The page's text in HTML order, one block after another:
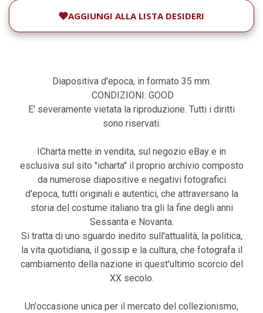
AGGIUNGI ALLA LISTA DESIDERI
Diapositiva d'epoca, in formato 35 mm.
CONDIZIONI: GOOD
E' severamente vietata la riproduzione. Tutti i diritti
sono riservati.
ICharta mette in vendita, sul negozio eBay e in
esclusiva sul sito "icharta" il proprio archivio composto
da numerose diapositive e negativi fotografici
d'epoca, tutti originali e autentici, che attraversano la
storia del costume italiano tra gli la fine degli anni
Sessanta e Novanta.
Si tratta di uno sguardo inedito sull'attualità, la politica,
la vita quotidiana, il gossip e la cultura, che fotografa il
cambiamento della nazione in quest'ultimo scorcio del
XX secolo.
Un'occasione unica per il mercato del collezionismo,